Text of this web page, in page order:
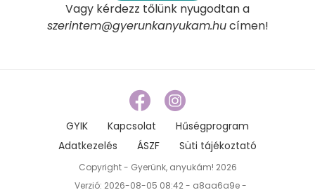
Vagy kérdezz tőlünk nyugodtan a
szerintem@gyerunkanyukam.hucímen!
GYIK Kapcsolat
Hűségprogram
Adatkezelés
ÁSZF Süti tájékoztató
Copyright - Gyerünk, anyukám! 2026
Verzió: 2026-08-05 08:42 - a8aa6a9e -